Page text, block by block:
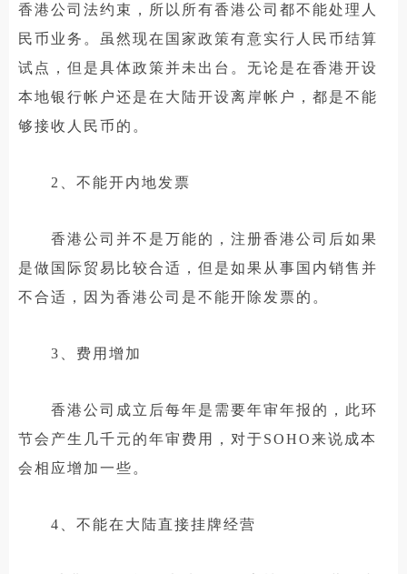
香港公司法约束，所以所有香港公司都不能处理人
民币业务。虽然现在国家政策有意实行人民币结算
试点，但是具体政策并未出台。无论是在香港开设
本地银行帐户还是在大陆开设离岸帐户，都是不能
够接收人民币的。
2、不能开内地发票
香港公司并不是万能的，注册香港公司后如果
是做国际贸易比较合适，但是如果从事国内销售并
不合适，因为香港公司是不能开除发票的。
3、费用增加
香港公司成立后每年是需要年审年报的，此环
节会产生几千元的年审费用，对于SOHO来说成本
会相应增加一些。
4、不能在大陆直接挂牌经营